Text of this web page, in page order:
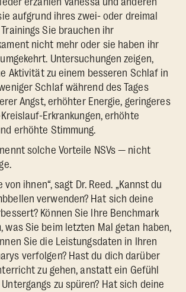
aufgrund ihres zwei- oder dreimal
Sie brauchen ihr
nicht mehr oder sie haben ihr
Untersuchungen zeigen,
Aktivität zu einem besseren Schlaf in
Schlaf während des Tages
Angst, erhöhter Energie, geringeres
Erkrankungen, erhöhte
erhöhte Stimmung.
solche Vorteile NSVs — nicht
von ihnen“, sagt Dr. Reed. „Kannst du
verwenden? Hat sich deine
Können Sie Ihre Benchmark
was Sie beim letzten Mal getan haben,
Sie die Leistungsdaten in Ihren
verfolgen? Hast du dich darüber
zu gehen, anstatt ein Gefühl
zu spüren? Hat sich deine